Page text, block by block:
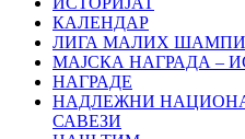
КАЛЕНДАР
ЛИГА МАЛИХ
МАЈСКА НАГРАДА –
НАГРАДЕ
НАДЛЕЖНИ
САВЕЗИ